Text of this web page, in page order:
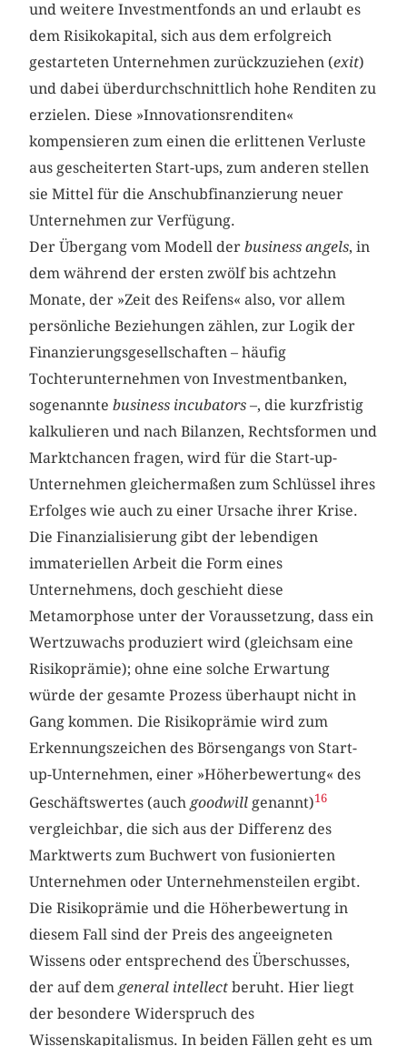
und weitere Investmentfonds an und erlaubt es
dem Risikokapital, sich aus dem erfolgreich
gestarteten Unternehmen zurückzuziehen (exit)
und dabei überdurchschnittlich hohe Renditen zu
erzielen. Diese »Innovationsrenditen«
kompensieren zum einen die erlittenen Verluste
aus gescheiterten Start-ups, zum anderen stellen
sie Mittel für die Anschubfinanzierung neuer
Unternehmen zur Verfügung.
Der Übergang vom Modell derbusiness angels, in
dem während der ersten zwölf bis achtzehn
Monate, der »Zeit des Reifens« also, vor allem
persönliche Beziehungen zählen, zur Logik der
Finanzierungsgesellschaften – häufig
Tochterunternehmen von Investmentbanken,
sogenanntebusiness incubators –, die kurzfristig
kalkulieren und nach Bilanzen, Rechtsformen und
Marktchancen fragen, wird für die Start-up-
Unternehmen gleichermaßen zum Schlüssel ihres
Erfolges wie auch zu einer Ursache ihrer Krise.
Die Finanzialisierung gibt der lebendigen
immateriellen Arbeit die Form eines
Unternehmens, doch geschieht diese
Metamorphose unter der Voraussetzung, dass ein
Wertzuwachs produziert wird (gleichsam eine
Risikoprämie); ohne eine solche Erwartung
würde der gesamte Prozess überhaupt nicht in
Gang kommen. Die Risikoprämie wird zum
Erkennungszeichen des Börsengangs von Start-
up-Unternehmen, einer »Höherbewertung« des
Geschäftswertes (auch goodwill genannt)16
vergleichbar, die sich aus der Differenz des
Marktwerts zum Buchwert von fusionierten
Unternehmen oder Unternehmensteilen ergibt.
Die Risikoprämie und die Höherbewertung in
diesem Fall sind der Preis des angeeigneten
Wissens oder entsprechend des Überschusses,
der auf dem general intellect beruht. Hier liegt
der besondere Widerspruch des
Wissenskapitalismus. In beiden Fällen geht es um